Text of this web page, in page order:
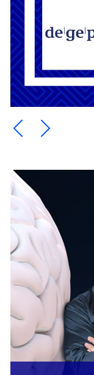
Ein Element
Ein